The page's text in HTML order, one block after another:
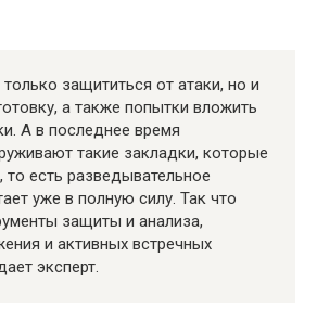
защититься от атаки, но и
а также попытки вложить
А в последнее время
такие закладки, которые
есть разведывательное
уже в полную силу. Так что
защиты и анализа,
и активных встречных
эксперт.